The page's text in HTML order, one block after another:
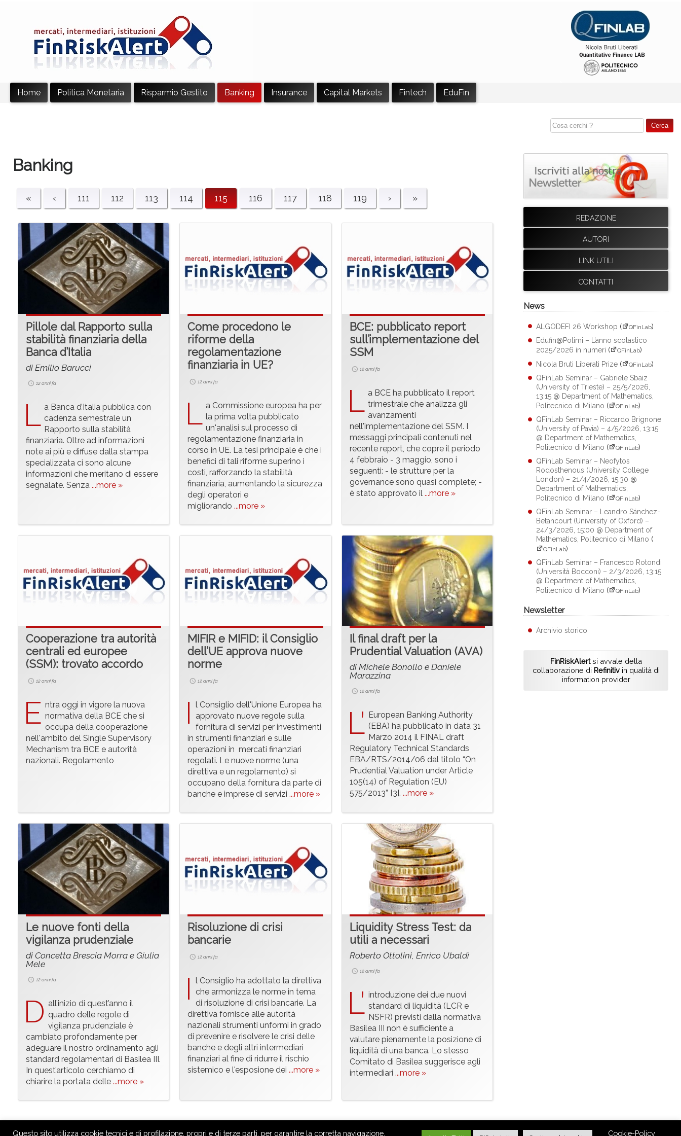
Home Politica Monetaria Risparmio Gestito Banking Insurance Capital Markets Fintech EduFin
Banking
« ‹ 111 112 113 114 115 116 117 118 119 › »
Pillole dal Rapporto sulla
stabilità finanziaria della
Banca d’Italia
di Emilio Barucci
12 anni fa
L a Banca d’Italia pubblica con
cadenza semestrale un
Rapporto sulla stabilità
finanziaria. Oltre ad informazioni
note ai più e diffuse dalla stampa
specializzata ci sono alcune
informazioni che meritano di essere
segnalate. Senza ...more »
Come procedono le
riforme della
regolamentazione
finanziaria in UE?
12 anni fa
L a Commissione europea ha per
la prima volta pubblicato
un'analisi sul processo di
regolamentazione finanziaria in
corso in UE. La tesi principale è che i
benefici di tali riforme superino i
costi, rafforzando la stabilità
finanziaria, aumentando la sicurezza
degli operatori e
migliorando...more »
BCE: pubblicato report
sull’implementazione del
SSM
12 anni fa
L a BCE ha pubblicato il report
trimestrale che analizza gli
avanzamenti
nell'implementazione del SSM. I
messaggi principali contenuti nel
recente report, che copre il periodo
4 febbraio - 3 maggio, sono i
seguenti: - le strutture per la
governance sono quasi complete; -
è stato approvato il ...more »
Cooperazione tra autorità
centrali ed europee
(SSM): trovato accordo
12 anni fa
E ntra oggi in vigore la nuova
normativa della BCE che si
occupa della cooperazione
nell'ambito del Single Supervisory
Mechanism tra BCE e autorità
nazionali. Regolamento
MIFIR e MIFID: il Consiglio
dell’UE approva nuove
norme
12 anni fa
I
l Consiglio dell'Unione Europea ha
approvato nuove regole sulla
fornitura di servizi per investimenti
in strumenti finanziari e sulle
operazioni in mercati finanziari
regolati. Le nuove norme (una
direttiva e un regolamento) si
occupano della fornitura da parte di
banche e imprese di servizi...more »
Il final draft per la
Prudential Valuation (AVA)
di Michele Bonollo e Daniele
Marazzina
12 anni fa
L’ European Banking Authority
(EBA) ha pubblicato in data 31
Marzo 2014 il FINAL draft
Regulatory Technical Standards
EBA/RTS/2014/06 dal titolo “On
Prudential Valuation under Article
105(14) of Regulation (EU)
575/2013” [3]. ...more »
Le nuove fonti della
vigilanza prudenziale
di Concetta Brescia Morra e Giulia
Mele
12 anni fa
D all’inizio di quest’anno il
quadro delle regole di
vigilanza prudenziale è
cambiato profondamente per
adeguare il nostro ordinamento agli
standard regolamentari di Basilea III.
In quest’articolo cerchiamo di
chiarire la portata delle ...more »
Risoluzione di crisi
bancarie
12 anni fa
I
l Consiglio ha adottato la direttiva
che armonizza le norme in tema
di risoluzione di crisi bancarie. La
direttiva fornisce alle autorità
nazionali strumenti unformi in grado
di prevenire e risolvere le crisi delle
banche e degli altri intermediari
finanziari al fine di ridurre il rischio
sistemico e l'esposione dei...more »
Liquidity Stress Test: da
utili a necessari
Roberto Ottolini, Enrico Ubaldi
12 anni fa
L’ introduzione dei due nuovi
standard di liquidità (LCR e
NSFR) previsti dalla normativa
Basilea III non è sufficiente a
valutare pienamente la posizione di
liquidità di una banca. Lo stesso
Comitato di Basilea suggerisce agli
intermediari ...more »
REDAZIONE
AUTORI
LINK UTILI
CONTATTI
News
ALGODEFI 26 Workshop ( QFinLab)
Edufin@Polimi – L’anno scolastico
2025/2026 in numeri ( QFinLab)
Nicola Bruti Liberati Prize ( QFinLab)
QFinLab Seminar – Gabriele Sbaiz
(University of Trieste) – 25/5/2026,
13:15 @ Department of Mathematics,
Politecnico di Milano ( QFinLab)
QFinLab Seminar – Riccardo Brignone
(University of Pavia) – 4/5/2026, 13:15
@ Department of Mathematics,
Politecnico di Milano ( QFinLab)
QFinLab Seminar – Neofytos
Rodosthenous (University College
London) – 21/4/2026, 15:30 @
Department of Mathematics,
Politecnico di Milano ( QFinLab)
QFinLab Seminar – Leandro Sánchez-
Betancourt (University of Oxford) –
24/3/2026, 15:00 @ Department of
Mathematics, Politecnico di Milano (
QFinLab)
QFinLab Seminar – Francesco Rotondi
(Università Bocconi) – 2/3/2026, 13:15
@ Department of Mathematics,
Politecnico di Milano ( QFinLab)
Newsletter
Archivio storico
FinRiskAlertsi avvale della
collaborazione di Refinitivin qualità di
information provider
© 2014-2026www.finriskalert.polimi.it-Cookie Policy- Privacy Policy
Questo sito utilizza cookie tecnici e di profilazione, propri e di terze parti, per garantire la corretta navigazione, Cookie-Policy